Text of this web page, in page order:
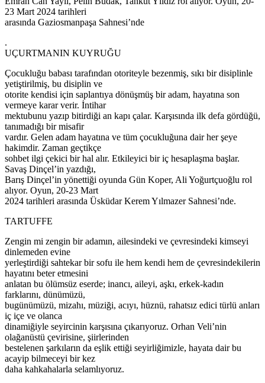
23 Mart 2024 tarihleri
arasında Gaziosmanpaşa Sahnesi’nde
.
UÇURTMANIN KUYRUĞU
Çocukluğu babası tarafından otoriteyle bezenmiş, sıkı bir disiplinle
yetiştirilmiş, bu disiplin ve
otorite kendisi için saplantıya dönüşmüş bir adam, hayatına son
vermeye karar verir. İntihar
mektubunu yazıp bitirdiği an kapı çalar. Karşısında ilk defa gördüğü,
tanımadığı bir misafir
vardır. Gelen adam hayatına ve tüm çocukluğuna dair her şeye
hakimdir. Zaman geçtikçe
sohbet ilgi çekici bir hal alır. Etkileyici bir iç hesaplaşma başlar.
Savaş Dinçel’in yazdığı,
Barış Dinçel’in yönettiği oyunda Gün Koper, Ali Yoğurtçuoğlu rol
alıyor. Oyun, 20-23 Mart
2024 tarihleri arasında Üsküdar Kerem Yılmazer Sahnesi’nde.
TARTUFFE
Zengin mi zengin bir adamın, ailesindeki ve çevresindeki kimseyi
dinlemeden evine
yerleştirdiği sahtekar bir sofu ile hem kendi hem de çevresindekilerin
hayatını beter etmesini
anlatan bu ölümsüz eserde; inancı, aileyi, aşkı, erkek-kadın
farklarını, dünümüzü,
bugünümüzü, mizahı, müziği, acıyı, hüznü, rahatsız edici türlü anları
iç içe ve olanca
dinamiğiyle seyircinin karşısına çıkarıyoruz. Orhan Veli’nin
olağanüstü çevirisine, şiirlerinden
bestelenen şarkıların da eşlik ettiği seyirliğimizle, hayata dair bu
acayip bilmeceyi bir kez
daha kahkahalarla selamlıyoruz.